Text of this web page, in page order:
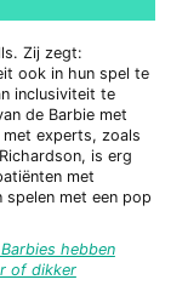
Zij zegt:
ook in hun spel te
inclusiviteit te
de Barbie met
experts, zoals
is erg
met
met een pop
hebben
of dikker